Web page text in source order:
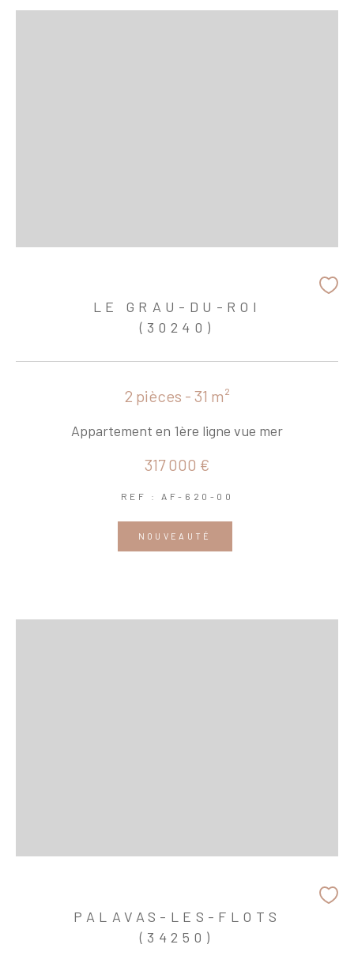
LE GRAU-DU-ROI
(30240)
2 pièces - 31 m²
Appartement en 1ère ligne vue mer
317 000 €
REF : AF-620-00
NOUVEAUTÉ
PALAVAS-LES-FLOTS
(34250)